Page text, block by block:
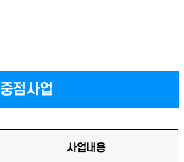
중점사업
사업내용